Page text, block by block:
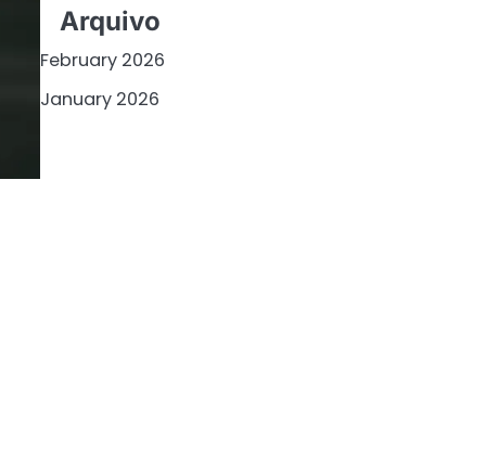
Arquivo
February 2026
January 2026